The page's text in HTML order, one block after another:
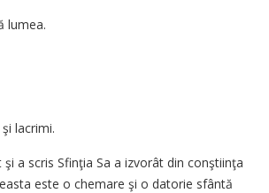
lumea.
lacrimi.
a scris Sfinţia Sa a izvorât din conştiinţa
este o chemare şi o datorie sfântă